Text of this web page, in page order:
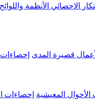
الإحصائي الأنظمة واللوائح
قصيرة المدى إحصاءات
الأحوال المعيشية إحصاءات